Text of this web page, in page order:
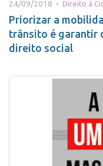
24/09/2018 • Direito à
Priorizar a
trânsito é garantir
direito social